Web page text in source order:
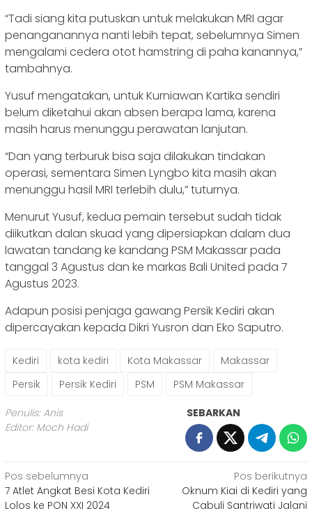
“Tadi siang kita putuskan untuk melakukan MRI agar
penanganannya nanti lebih tepat, sebelumnya Simen
mengalami cedera otot hamstring di paha kanannya,”
tambahnya.
Yusuf mengatakan, untuk Kurniawan Kartika sendiri
belum diketahui akan absen berapa lama, karena
masih harus menunggu perawatan lanjutan.
“Dan yang terburuk bisa saja dilakukan tindakan
operasi, sementara Simen Lyngbo kita masih akan
menunggu hasil MRI terlebih dulu,” tuturnya.
Menurut Yusuf, kedua pemain tersebut sudah tidak
diikutkan dalan skuad yang dipersiapkan dalam dua
lawatan tandang ke kandang PSM Makassar pada
tanggal 3 Agustus dan ke markas Bali United pada 7
Agustus 2023.
Adapun posisi penjaga gawang Persik Kediri akan
dipercayakan kepada Dikri Yusron dan Eko Saputro.
Kediri kota kediri Kota Makassar
Makassar
Persik
Persik Kediri PSM PSM Makassar
Penulis: Anis
Editor: Moch Hadi
SEBARKAN
Navigasi
pos
Pos sebelumnya
7 Atlet Angkat Besi Kota Kediri
Lolos ke PON XXI 2024
Pos berikutnya
Oknum Kiai di Kediri yang
Cabuli Santriwati Jalani